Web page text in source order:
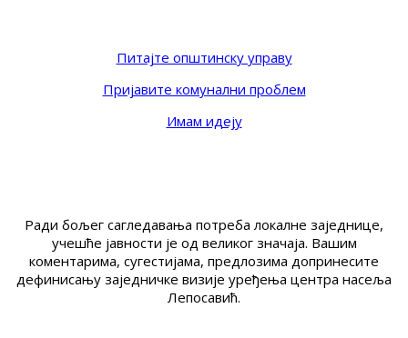
Питајте општинску управу
Пријавите комунални проблем
Имам идеју
Ради бољег сагледавања потреба локалне заједнице,
учешће јавности је од великог значаја. Вашим
коментарима, сугестијама, предлозима допринесите
дефинисању заједничке визије уређења центра насеља
Лепосавић.